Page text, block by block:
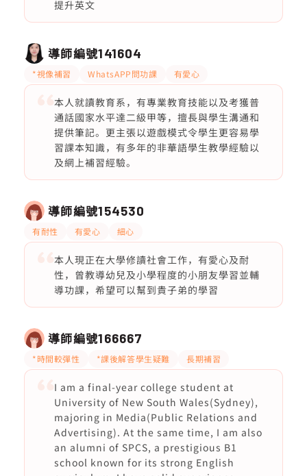
提升英文
導師編號141604
*視像補習 WhatsAPP問功課 有愛心
本人就讀教育系，有專業教育技能以及考獲普
通話國家水平達二級甲等，擅長與學生溝通和
提供筆記。更主張以遊戲模式令學生更容易學
習課本知識，有多年的非華語學生教學經驗以
及網上補習經驗。
導師編號154530
有耐性 有愛心 細心
本人現正在大學修讀社會工作，有愛心及耐
性，曾教導幼兒及小學程度的小朋友學習並輔
導功課，希望可以幫到貴子弟的學習
導師編號166667
*時間較彈性 *課後解答學生疑難 長期補習
I am a final-year college student at
University of New South Wales(Sydney),
majoring in Media(Public Relations and
Advertising). At the same time, I am also
an alumni of SPCS, a prestigious B1
school known for its strong English